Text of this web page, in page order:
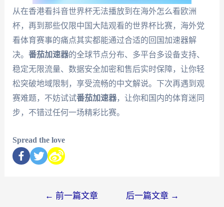
从在香港看抖音世界杯无法播放到在海外怎么看欧洲
杯，再到那些仅限中国大陆观看的世界杯比赛，海外党
看体育赛事的痛点其实都能通过合适的回国加速器解
决。 番茄加速器的全球节点分布、多平台多设备支持、
稳定无限流量、数据安全加密和售后实时保障，让你轻
松突破地域限制，享受流畅的中文解说。下次再遇到观
赛难题，不妨试试番茄加速器，让你和国内的体育迷同
步，不错过任何一场精彩比赛。
Spread the love
← 前一篇文章 后一篇文章 →